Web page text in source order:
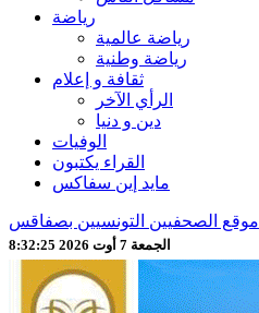
رياضة
رياضة عالمية
رياضة وطنية
ثقافة و إعلام
الرأي الآخر
دين و دنيا
الوفيات
القراء يكتبون
مايد إين سفاكس
موقع الصحفيين التونسيين بصفاقس
الجمعة 7 أوت 2026 8:32:27